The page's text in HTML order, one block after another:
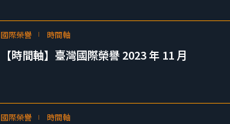
國際榮譽 時間軸
【時間軸】臺灣國際榮譽 2023 年 11 月
國際榮譽 時間軸